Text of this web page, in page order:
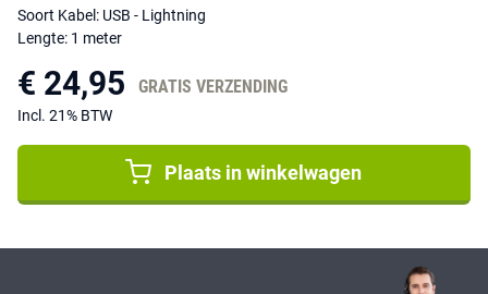
Soort Kabel: USB - Lightning
Lengte: 1 meter
€ 24,95 GRATIS VERZENDING
Incl. 21% BTW
Plaats in winkelwagen